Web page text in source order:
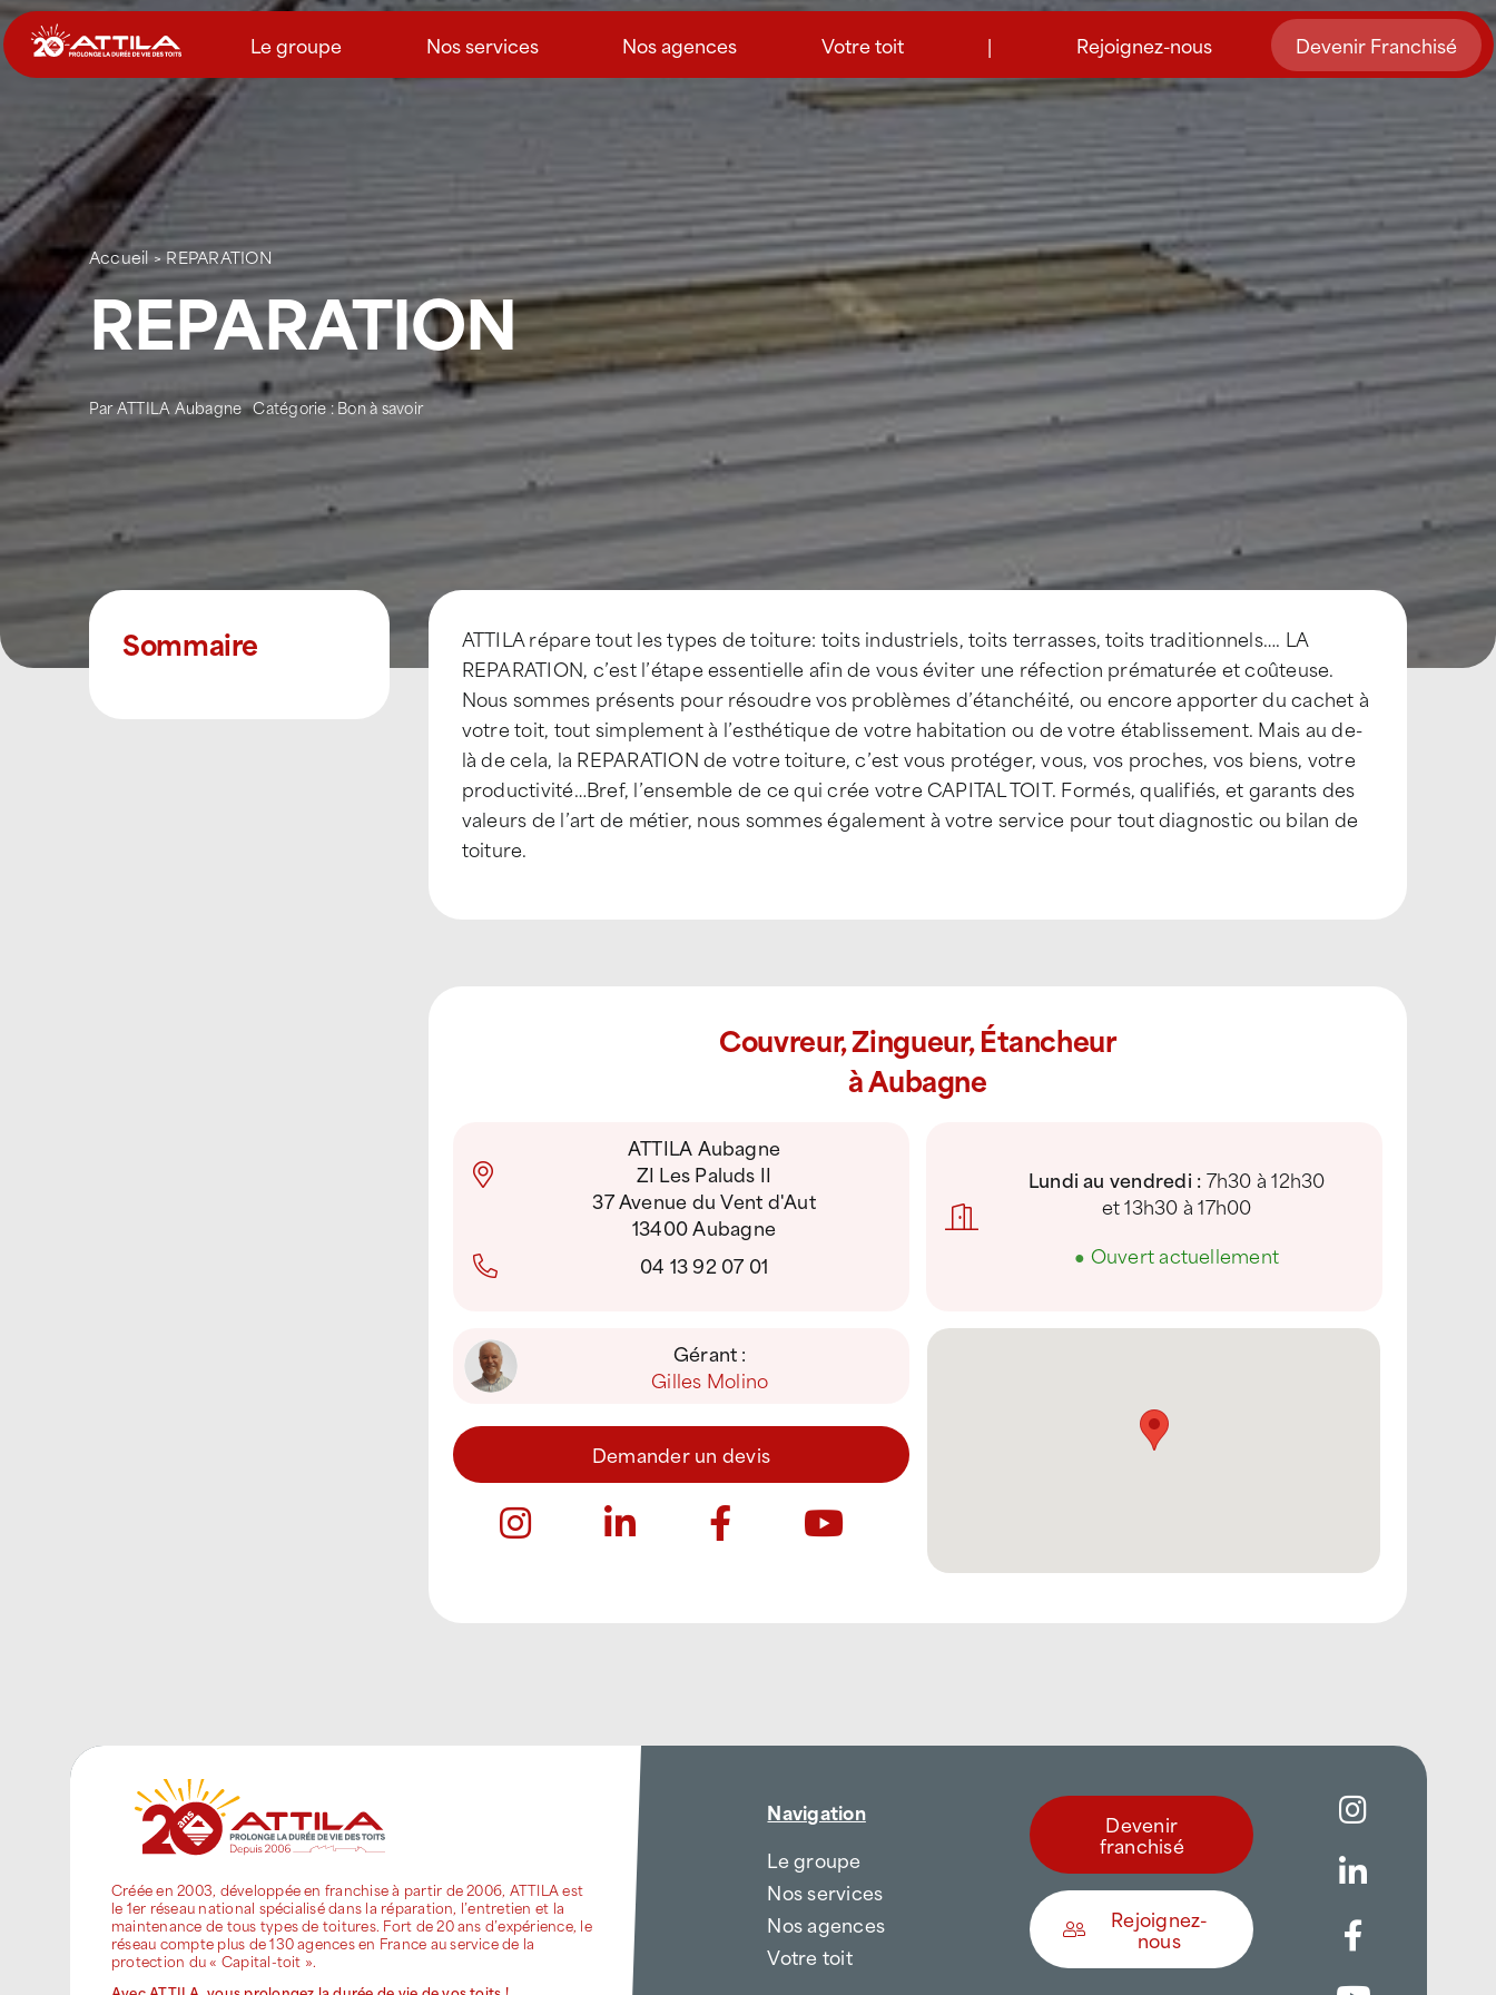
Passer
au
contenu
Le groupe Nos services Nos agences Votre toit | Rejoignez-nous Devenir Franchisé
Accueil>REPARATION
REPARATION
ParATTILA Aubagne Catégorie :Bon à savoir
Sommaire
ATTILA répare tout les types de toiture: toits industriels, toits terrasses, toits traditionnels…. LA
REPARATION, c’est l’étape essentielle afin de vous éviter une réfection prématurée et coûteuse.
Nous sommes présents pour résoudre vos problèmes d’étanchéité, ou encore apporter du cachet à
votre toit, tout simplement à l’esthétique de votre habitation ou de votre établissement. Mais au de-
là de cela, la REPARATION de votre toiture, c’est vous protéger, vous, vos proches, vos biens, votre
productivité…Bref, l’ensemble de ce qui crée votre CAPITAL TOIT. Formés, qualifiés, et garants des
valeurs de l’art de métier, nous sommes également à votre service pour tout diagnostic ou bilan de
toiture.
Couvreur, Zingueur, Étancheur
à Aubagne
ATTILA Aubagne
ZI Les Paluds II
37 Avenue du Vent d'Aut
13400 Aubagne
04 13 92 07 01
Lundi au vendredi :7h30 à 12h30
et 13h30 à 17h00
● Ouvert actuellement
Gérant :
Gilles Molino
Demander un devis
Créée en 2003, développée en franchise à partir de 2006, ATTILA est
le 1er réseau national spécialisé dans la réparation, l’entretien et la
maintenance de tous types de toitures. Fort de 20 ans d’expérience, le
réseau compte plus de 130 agences en France au service de la
protection du « Capital-toit ».
Navigation
Le groupe
Nos services
Nos agences
Votre toit
Devenir
franchisé
Rejoignez-
nous